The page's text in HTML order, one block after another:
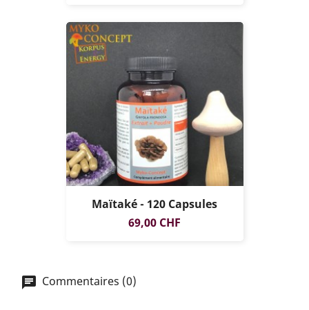
Maïtaké - 120 Capsules
Prix
69,00 CHF
Commentaires (0)